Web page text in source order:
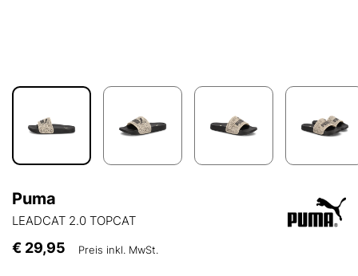
Puma
LEADCAT 2.0 TOPCAT
€ 29,95 Preis inkl. MwSt.